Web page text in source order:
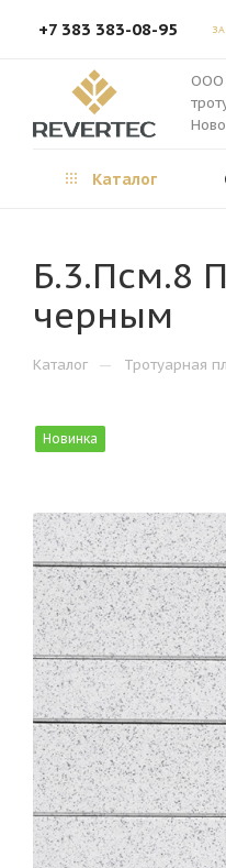
+7 383 383-08-95
ООО
Каталог
Б.3.Псм.8
черным
Каталог — Тротуарная
Новинка